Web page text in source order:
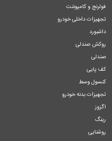
فولرنج و کامپوننت
تجهیزات داخلی خودرو
داشبورد
روکش صندلی
صندلی
کف پایی
کنسول وسط
تجهیزات بدنه خودرو
اگزوز
رینگ
روشنایی